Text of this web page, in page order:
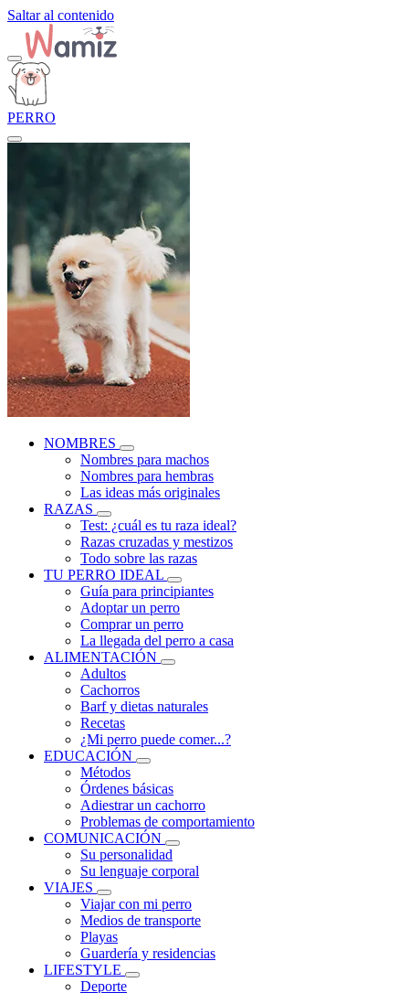
Saltar al contenido
PERRO
NOMBRES
Nombres para machos
Nombres para hembras
Las ideas más originales
RAZAS
Test: ¿cuál es tu raza ideal?
Razas cruzadas y mestizos
Todo sobre las razas
TU PERRO IDEAL
Guía para principiantes
Adoptar un perro
Comprar un perro
La llegada del perro a casa
ALIMENTACIÓN
Adultos
Cachorros
Barf y dietas naturales
Recetas
¿Mi perro puede comer...?
EDUCACIÓN
Métodos
Órdenes básicas
Adiestrar un cachorro
Problemas de comportamiento
COMUNICACIÓN
Su personalidad
Su lenguaje corporal
VIAJES
Viajar con mi perro
Medios de transporte
Playas
Guardería y residencias
LIFESTYLE
Deporte